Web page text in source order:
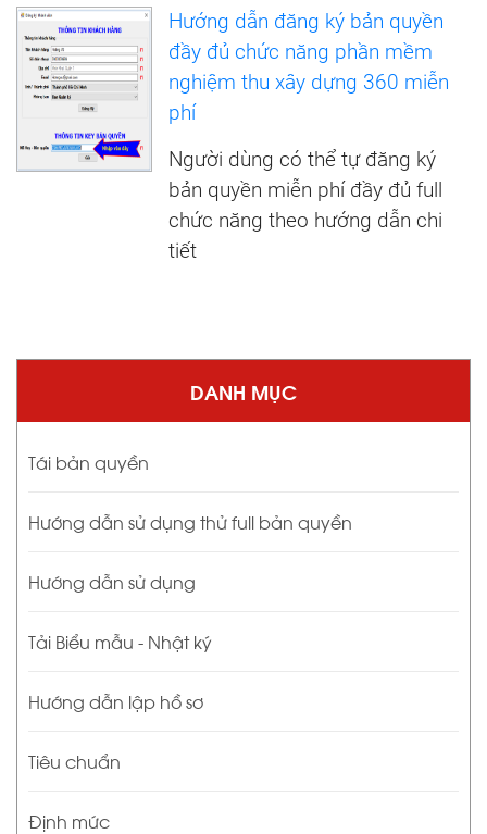
DANH MỤC
Tái bản quyền
Hướng dẫn sử dụng thử full bản quyền
Hướng dẫn sử dụng
Tải Biểu mẫu - Nhật ký
Hướng dẫn lập hồ sơ
Tiêu chuẩn
Định mức
Hướng dẫn đăng ký bản quyền
đầy đủ chức năng phần mềm
nghiệm thu xây dựng 360 miễn
phí
Người dùng có thể tự đăng ký
bản quyền miễn phí đầy đủ full
chức năng theo hướng dẫn chi
tiết